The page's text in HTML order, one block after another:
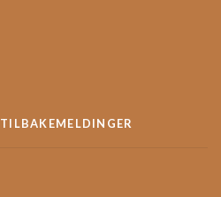
TILBAKEMELDINGER